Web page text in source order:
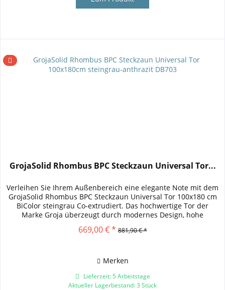
GrojaSolid Rhombus BPC Steckzaun Universal Tor...
Verleihen Sie Ihrem Außenbereich eine elegante Note mit dem
GrojaSolid Rhombus BPC Steckzaun Universal Tor 100x180 cm
BiColor steingrau Co-extrudiert. Das hochwertige Tor der
Marke Groja überzeugt durch modernes Design, hohe
669,00 € * 881,90 € *
Merken
Lieferzeit: 5 Arbeitstage
Aktueller Lagerbestand: 3 Stück